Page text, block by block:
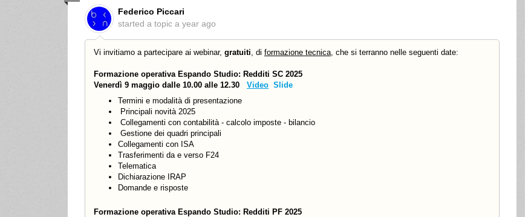
Federico Piccari
started a topic a year ago
Vi invitiamo a partecipare ai webinar, gratuiti , di formazione tecnica, che si terranno nelle seguenti date:
Formazione operativa Espando Studio: Redditi SC 2025
Venerdì 9 maggio dalle 10.00 alle 12.30
Video Slide
Termini e modalità di presentazione
Principali novità 2025
Collegamenti con contabilità - calcolo imposte - bilancio
Gestione dei quadri principali
Collegamenti con ISA
Trasferimenti da e verso F24
Telematica
Dichiarazione IRAP
Domande e risposte
Formazione operativa Espando Studio: Redditi PF 2025